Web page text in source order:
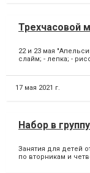
Трехчасовой
22 и 23 мая
слайм; - лепка; -
17 мая 2021 г.
Набор в
Занятия для детей
по вторникам и